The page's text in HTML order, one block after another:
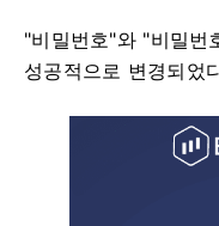
"비밀번호"와 "비밀번
성공적으로 변경되었